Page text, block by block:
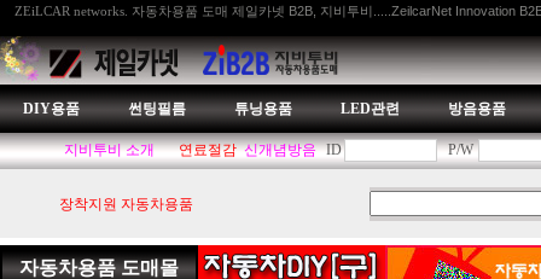
ZEiLCAR networks. 자동차용품 도매 제일카넷 B2B, 지비투비.....ZeilcarNet Innovation
DIY용품 썬팅필름 튜닝용품 LED관련 방음용품
지비투비 소개 연료절감 신개념방음 ID P/W
장착지원 자동차용품
자동차용품 도매몰